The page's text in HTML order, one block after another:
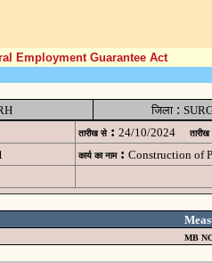
Employment Guarantee Act
जिला :
तारीख से : 24/10/2024 तारीख
कार्य का नाम : Construction of
MB